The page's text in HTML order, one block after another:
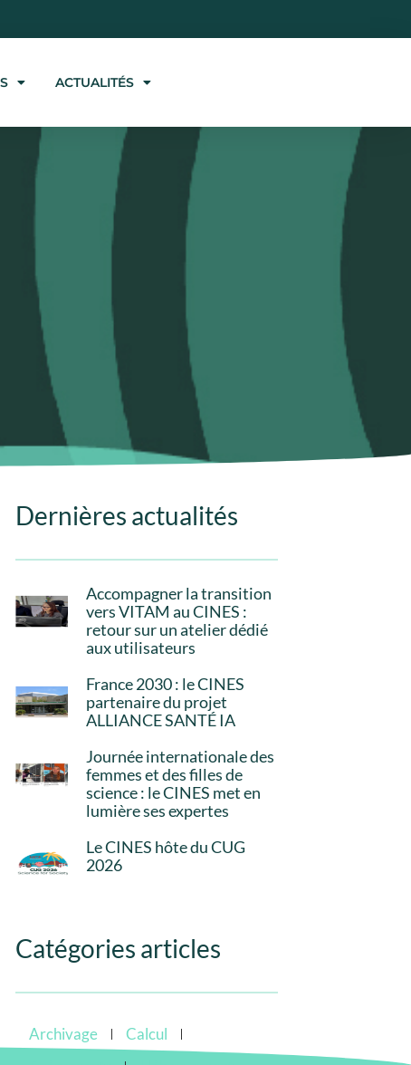
ACTUALITÉS
Dernières actualités
Accompagner la transition
vers VITAM au CINES :
retour sur un atelier dédié
aux utilisateurs
France 2030 : le CINES
partenaire du projet
ALLIANCE SANTÉ IA
Journée internationale des
femmes et des filles de
science : le CINES met en
lumière ses expertes
Le CINES hôte du CUG
2026
Catégories articles
Archivage
Calcul